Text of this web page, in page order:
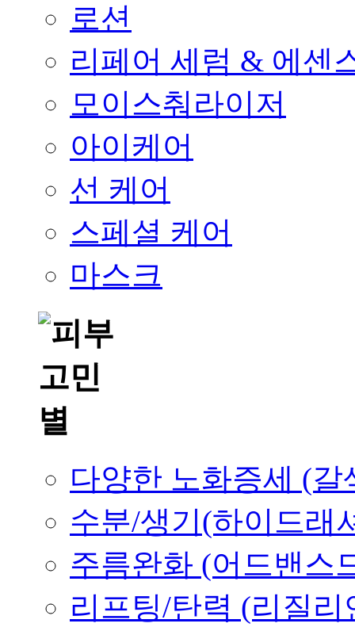
로션
리페어 세럼 & 에센
모이스춰라이저
아이케어
선 케어
스페셜 케어
마스크
다양한 노화증세 (갈
수분/생기(하이드래
주름완화 (어드밴스
리프팅/탄력 (리질리